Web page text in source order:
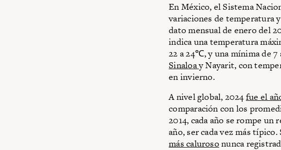
En México, el Sistema
variaciones de temperatura
dato mensual de enero del
indica una temperatura
22 a 24℃, y una mínima de
Sinaloay Nayarit, con
en invierno.
A nivel global, 2024 fue el
comparación con los
2014, cada año se rompe
año, ser cada vez más
más calurosonunca